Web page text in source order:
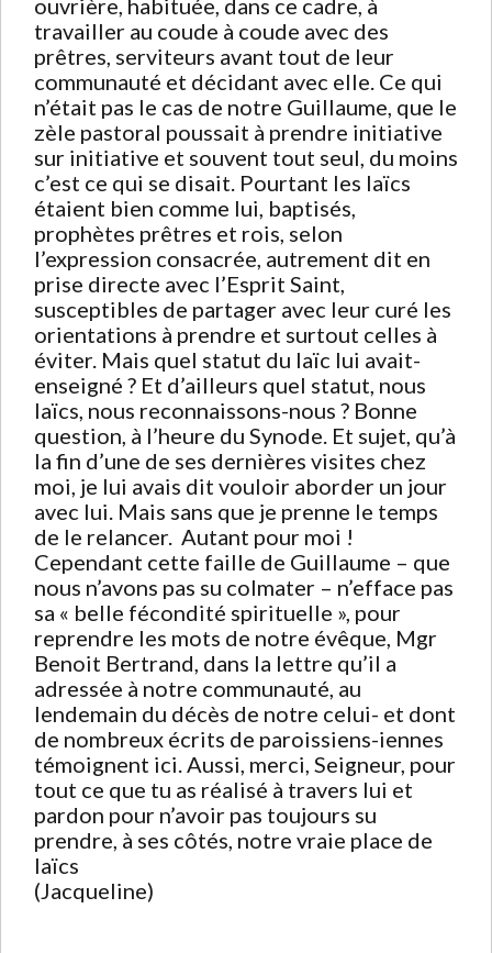
ouvrière, habituée, dans ce cadre, à
travailler au coude à coude avec des
prêtres, serviteurs avant tout de leur
communauté et décidant avec elle. Ce qui
n’était pas le cas de notre Guillaume, que le
zèle pastoral poussait à prendre initiative
sur initiative et souvent tout seul, du moins
c’est ce qui se disait. Pourtant les laïcs
étaient bien comme lui, baptisés,
prophètes prêtres et rois, selon
l’expression consacrée, autrement dit en
prise directe avec l’Esprit Saint,
susceptibles de partager avec leur curé les
orientations à prendre et surtout celles à
éviter. Mais quel statut du laïc lui avait-
enseigné ? Et d’ailleurs quel statut, nous
laïcs, nous reconnaissons-nous ? Bonne
question, à l’heure du Synode. Et sujet, qu’à
la fin d’une de ses dernières visites chez
moi, je lui avais dit vouloir aborder un jour
avec lui. Mais sans que je prenne le temps
de le relancer. Autant pour moi !
Cependant cette faille de Guillaume – que
nous n’avons pas su colmater – n’efface pas
sa « belle fécondité spirituelle », pour
reprendre les mots de notre évêque, Mgr
Benoit Bertrand, dans la lettre qu’il a
adressée à notre communauté, au
lendemain du décès de notre celui- et dont
de nombreux écrits de paroissiens-iennes
témoignent ici. Aussi, merci, Seigneur, pour
tout ce que tu as réalisé à travers lui et
pardon pour n’avoir pas toujours su
prendre, à ses côtés, notre vraie place de
laïcs
(Jacqueline)